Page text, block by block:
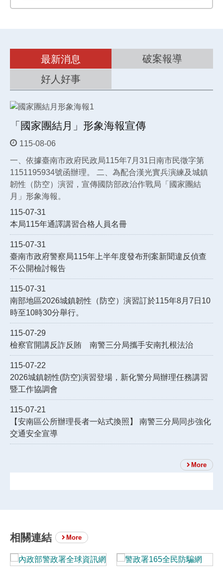
最新消息
破案報導
好人好事
「國家團結月」形象海報宣傳
115-08-06
一、依據臺南市政府民政局115年7月31日南市民徵字第
1151195934號函辦理。 二、為配合漢光實兵演練及城鎮
韌性（防空）演習，宣傳國防部政治作戰局「國家團結
月」形象海報。
115-07-31
本局115年通譯講習合格人員名冊
115-07-31
臺南市政府警察局115年上半年度發布刑案新聞違反偵查
不公開檢討報告
115-07-31
南部地區2026城鎮韌性（防空）演習訂於115年8月7日10
時至10時30分舉行。
115-07-29
檢察官開講反詐反賄 南警三分局攜手安南扎根法治
115-07-22
2026城鎮韌性(防空)演習登場，新化警分局辦理任務講習
暨工作協調會
115-07-21
【安南區公所辦理長者一站式換照】 南警三分局同步強化
交通安全宣導
More
相關連結 More